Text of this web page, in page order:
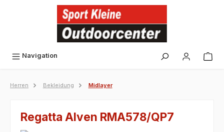
Navigation
Herren Bekleidung Midlayer
Regatta Alven RMA578/QP7